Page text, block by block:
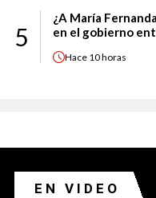
5
¿A María
en el gobierno
Hace 10 horas
EN VIDEO